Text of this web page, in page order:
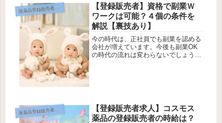
す。この記事を読んでわかる事（記事
の内容）・サンドラッグの登録販売者
の...
医薬品登録販売者って何？
【登録販売者】資格で副業Ｗ
ワークは可能？４個の条件を
解説【裏技あり】
今の時代は、正社員でも副業を認める
会社が増えています。今後も副業OK
の時代の流れは変わらないでしょう。
医薬品登録販売者って何？
【登録販売者求人】コスモス
薬品の登録販売者の時給は？